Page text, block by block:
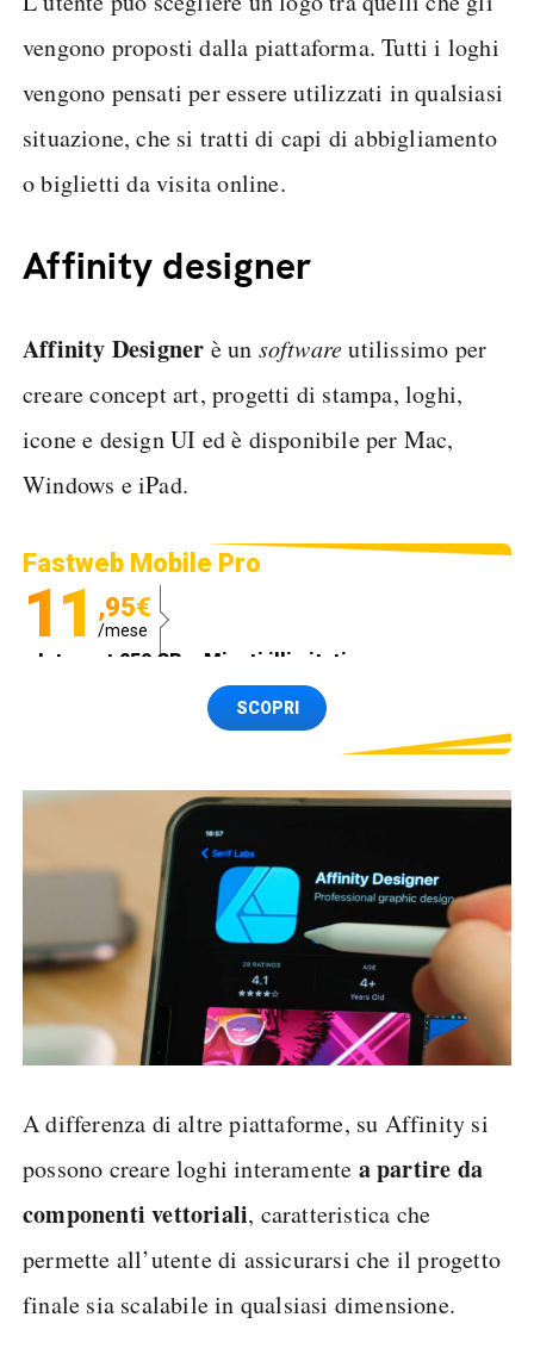
vengono proposti dalla piattaforma. Tutti i loghi
vengono pensati per essere utilizzati in qualsiasi
situazione, che si tratti di capi di abbigliamento
o biglietti da visita online.
Affinity designer
Affinity Designer è un softwareutilissimo per
creare concept art, progetti di stampa, loghi,
icone e design UI ed è disponibile per Mac,
Windows e iPad.
Fastweb Mobile Pro
11 ,95€
/mese
Internet 250 GB e Minuti illimitati
Spedizione SIM GRATISSCOPRI
A differenza di altre piattaforme, su Affinity si
possono creare loghi interamente a partire da
componenti vettoriali, caratteristica che
permette all’utente di assicurarsi che il progetto
finale sia scalabile in qualsiasi dimensione.